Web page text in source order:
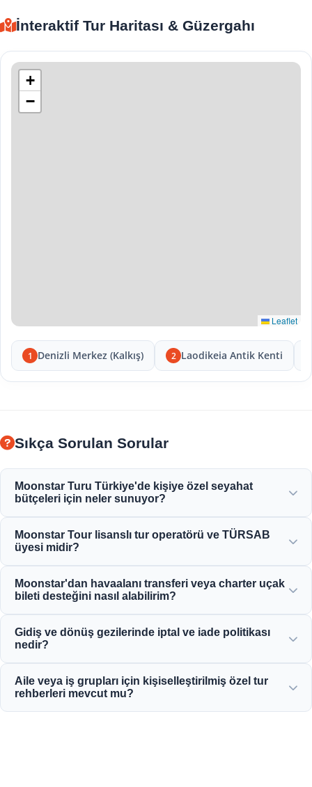
İnteraktif Tur Haritası & Güzergahı
+
−
Leaflet
1 Denizli Merkez (Kalkış) 2 Laodikeia Antik Kenti
Sıkça Sorulan Sorular
Moonstar Turu Türkiye'de kişiye özel seyahat
bütçeleri için neler sunuyor?
çeşitli kişiselleştirilmiş hizmetler sunarak her bütçeye
uygun, paranızın karşılığını veren seçenekler sunar.
Moonstar Tour lisanslı tur operatörü ve TÜRSAB
üyesi midir?
acentesidir ve TÜRSAB'ın (Türkiye Seyahat Acenteleri
Birliği) gururlu bir üyesidir ve maksimum güvenilirlik
Moonstar'dan havaalanı transferi veya charter uçak
bileti desteğini nasıl alabilirim?
rezervasyonlarını doğrudan web sitemiz üzerinden veya
Gidiş ve dönüş gezilerinde iptal ve iade politikası
nedir?
saat öncesine kadar ücretsiz iptale izin veren cömert iptal
Aile veya iş grupları için kişiselleştirilmiş özel tur
rehberleri mevcut mu?